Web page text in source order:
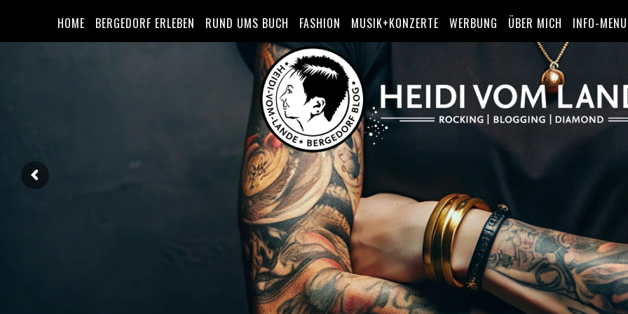
HOME BERGEDORF ERLEBEN RUND UMS BUCH FASHION MUSIK+KONZERTE WERBUNG ÜBER MICH INFO-